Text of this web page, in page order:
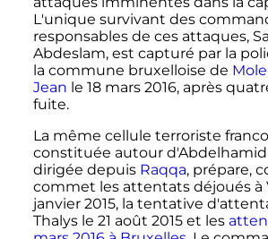
L'unique survivant des
responsables de ces attaques,
Abdeslam, est capturé par la
la commune bruxelloise de
Jean le 18 mars 2016, après
fuite.
La même cellule terroriste
constituée autour
dirigée depuis Raqqa, prépare,
commet les attentats déjoués à
janvier 2015, la tentative
Thalys le 21 août 2015 et les